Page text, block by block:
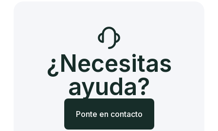
¿Necesitas
ayuda?
Ponte en contacto